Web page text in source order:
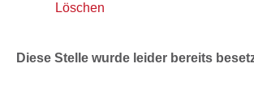
Löschen
Diese Stelle wurde leider bereits